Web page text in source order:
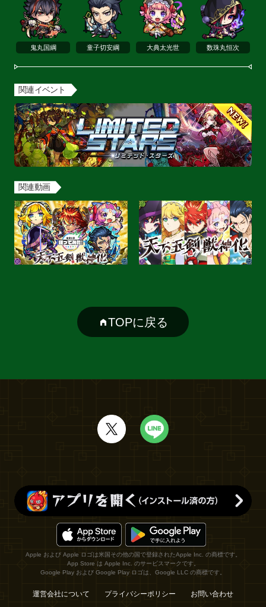
鬼丸国綱 童子切安綱 大典太光世 数珠丸恒次
関連イベント
関連動画
TOPに戻る
Apple および Apple ロゴは米国その他の国で登録されたApple Inc. の商標です。
App Store は Apple Inc. のサービスマークです。
Google Play および Google Play ロゴは、Google LLC の商標です。
運営会社について プライバシーポリシー お問い合わせ